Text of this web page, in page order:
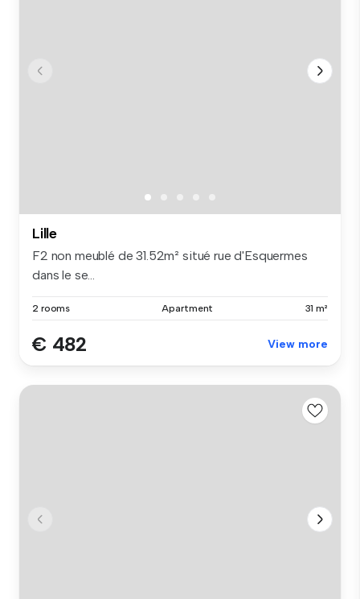
Lille
F2 non meublé de 31.52m² situé rue d'Esquermes
dans le se...
2 rooms Apartment 31 m²
€ 482 View more